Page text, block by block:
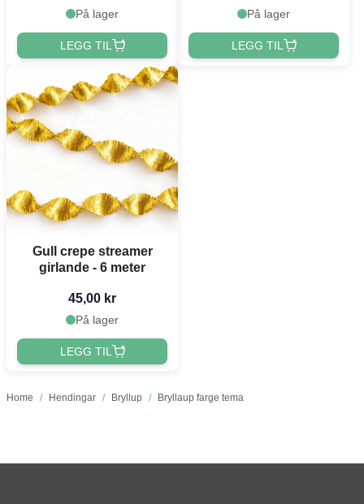
Home / Hendingar / Bryllup / Bryllaup farge tema
På lager
LEGG TIL
På lager
LEGG TIL
Gull crepe streamer
girlande - 6 meter
45,00 kr
På lager
LEGG TIL